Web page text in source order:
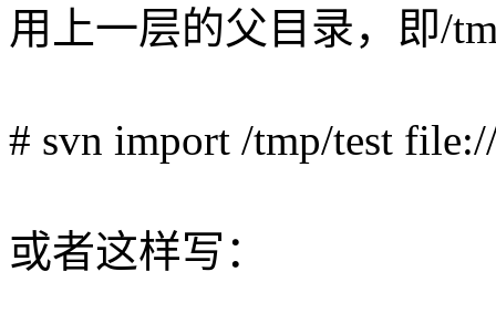
用上一层的父目录，即/
# svn import /tmp/test
或者这样写：